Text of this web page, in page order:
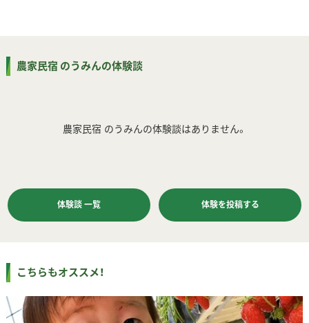
農家民宿 のうみんの体験談
農家民宿 のうみんの体験談はありません。
体験談 一覧 体験を投稿する
こちらもオススメ！